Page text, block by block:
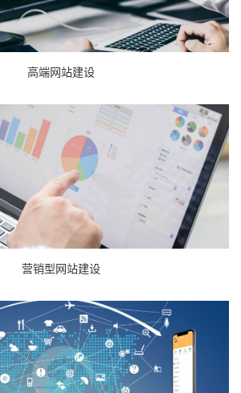
高端网站建设
营销型网站建设